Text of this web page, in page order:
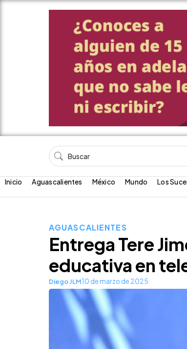
Inicio Aguascalientes México Mundo Los
AGUASCALIENTES
Entrega Tere
educativa en
Diego JLM10 de marzo de 2025